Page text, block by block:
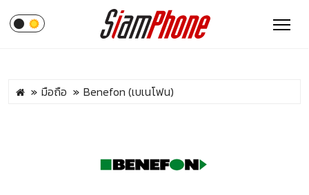
มือถือ Benefon (เบเนโฟน)